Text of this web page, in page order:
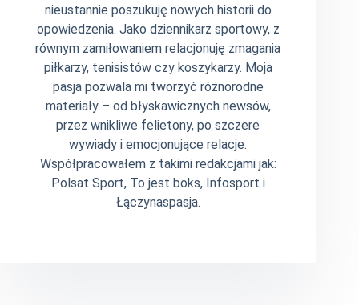
nieustannie poszukuję nowych historii do
opowiedzenia. Jako dziennikarz sportowy, z
równym zamiłowaniem relacjonuję zmagania
piłkarzy, tenisistów czy koszykarzy. Moja
pasja pozwala mi tworzyć różnorodne
materiały – od błyskawicznych newsów,
przez wnikliwe felietony, po szczere
wywiady i emocjonujące relacje.
Współpracowałem z takimi redakcjami jak:
Polsat Sport, To jest boks, Infosport i
Łączynaspasja.